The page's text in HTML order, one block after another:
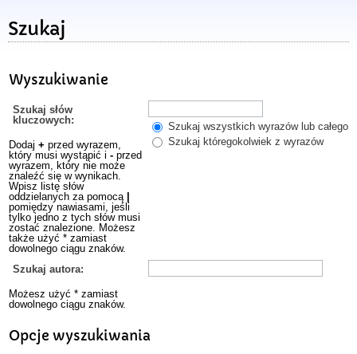
Szukaj
Wyszukiwanie
Szukaj słów
kluczowych:
Dodaj + przed wyrazem,
który musi wystąpić i - przed
wyrazem, który nie może
znaleźć się w wynikach.
Wpisz listę słów
oddzielanych za pomocą
pomiędzy nawiasami, jeśli
tylko jedno z tych słów musi
zostać znalezione. Możesz
także użyć * zamiast
dowolnego ciągu znaków.
Szukaj wszystkich wyrazów lub całego
Szukaj któregokolwiek z wyrazów
Szukaj autora:
Możesz użyć * zamiast
dowolnego ciągu znaków.
Opcje wyszukiwania